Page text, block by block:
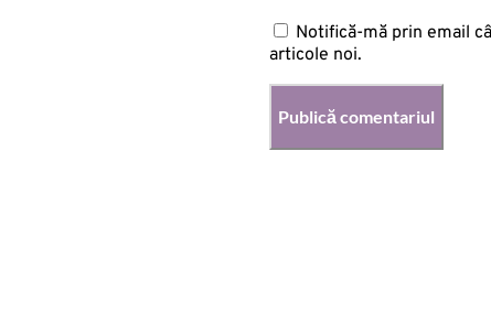
Notifică-mă prin email
articole noi.